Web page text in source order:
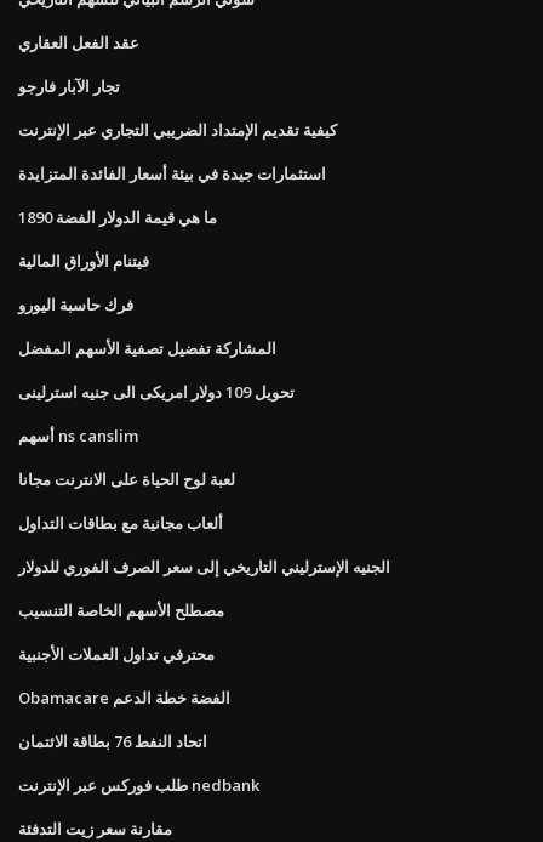
عقد الفعل العقاري
تجار الآبار فارجو
كيفية تقديم الإمتداد الضريبي التجاري عبر الإنترنت
استثمارات جيدة في بيئة أسعار الفائدة المتزايدة
ما هي قيمة الدولار الفضة 1890
فيتنام الأوراق المالية
فرك حاسبة اليورو
المشاركة تفضيل تصفية الأسهم المفضل
تحويل 109 دولار امريكى الى جنيه استرلينى
أسهم ns canslim
لعبة لوح الحياة على الانترنت مجانا
ألعاب مجانية مع بطاقات التداول
الجنيه الإسترليني التاريخي إلى سعر الصرف الفوري للدولار
مصطلح الأسهم الخاصة التنسيب
محترفي تداول العملات الأجنبية
Obamacare الفضة خطة الدعم
اتحاد النفط 76 بطاقة الائتمان
طلب فوركس عبر الإنترنت nedbank
مقارنة سعر زيت التدفئة